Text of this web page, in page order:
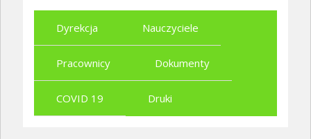
Dyrekcja Nauczyciele
Pracownicy Dokumenty
COVID 19 Druki